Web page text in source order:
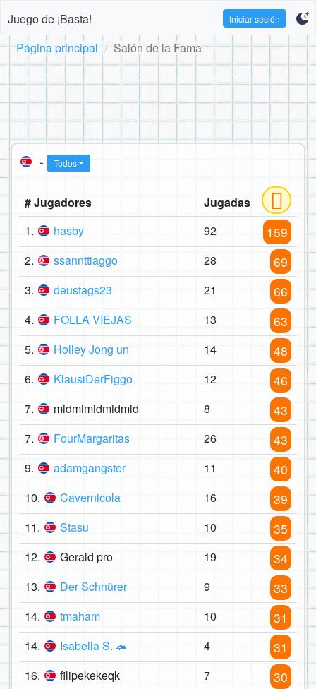
Juego de ¡Basta! Iniciar sesión
Página principal Salón de la Fama
- Todos
# Jugadores
Jugadas
1.
hasby 92 159
2. ssannttiaggo 28 69
3. deustags23 21 66
4. FOLLA VIEJAS 13 63
5. Holley Jong un 14 48
6. KlausiDerFiggo 12 46
7. midmimidmidmid 8 43
7. FourMargaritas 26 43
9. adamgangster 11 40
10. Cavernicola 16 39
11. Stasu 10 35
12. Gerald pro 19 34
13. Der Schnürer 9 33
14. tmaham 10 31
14. Isabella S. 🦔 4 31
16. filipekekeqk 7 30